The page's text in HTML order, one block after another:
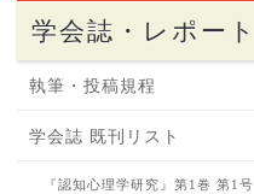
学会誌・レポート
執筆・投稿規程
学会誌 既刊リスト
『認知心理学研究』第1巻 第1号